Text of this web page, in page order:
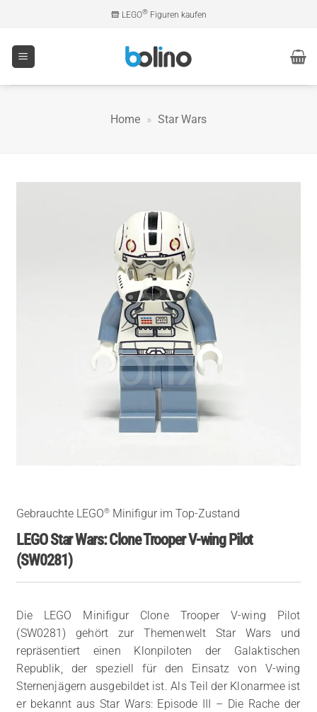
springen
LEGO®Figuren kaufen
Home » Star Wars
Gebrauchte LEGO® Minifigur im Top-Zustand
LEGO Star Wars: Clone Trooper V-wing Pilot
(SW0281)
Die LEGO Minifigur Clone Trooper V-wing Pilot
(SW0281) gehört zur Themenwelt Star Wars und
repräsentiert einen Klonpiloten der Galaktischen
Republik, der speziell für den Einsatz von V-wing
Sternenjägern ausgebildet ist. Als Teil der Klonarmee ist
er bekannt aus Star Wars: Episode III – Die Rache der